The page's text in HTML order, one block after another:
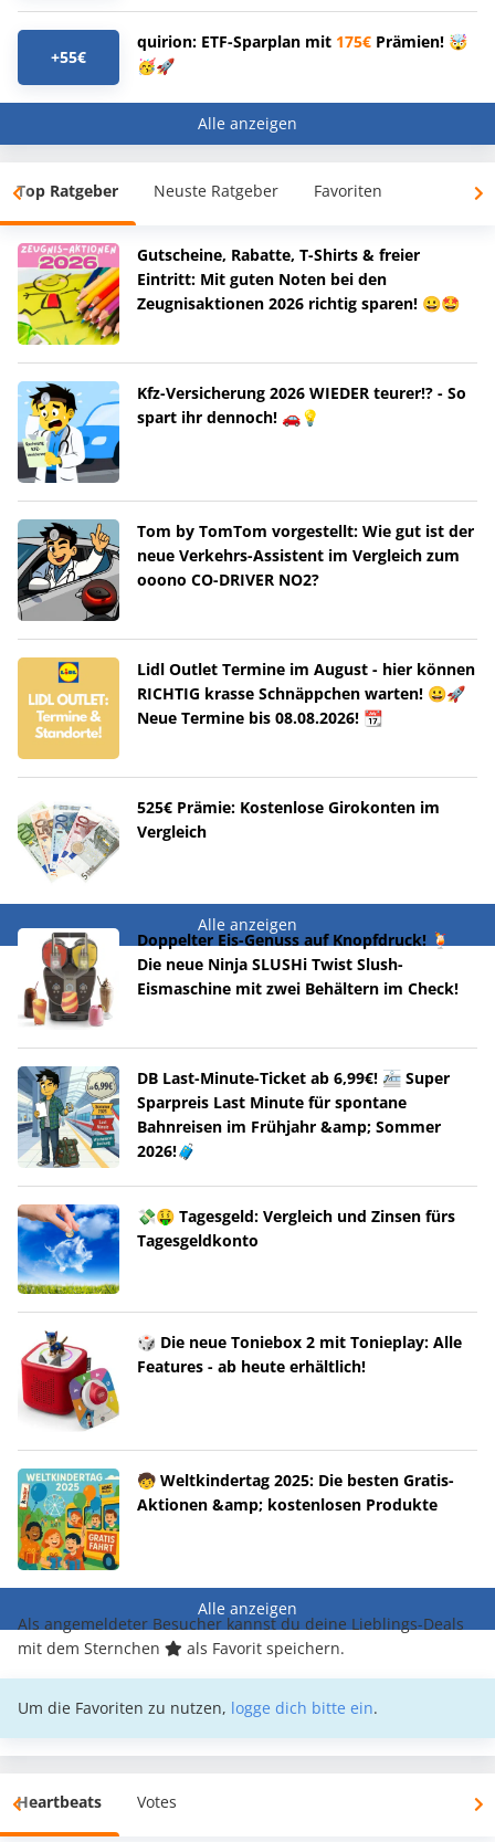
+55€
quirion: ETF-Sparplan mit 175€ Prämien! 🤯
🥳🚀
Alle anzeigen
Top Ratgeber Neuste Ratgeber Favoriten
Gutscheine, Rabatte, T-Shirts & freier
Eintritt: Mit guten Noten bei den
Zeugnisaktionen 2026 richtig sparen! 😀🤩
Kfz-Versicherung 2026 WIEDER teurer!? - So
spart ihr dennoch! 🚗💡
Tom by TomTom vorgestellt: Wie gut ist der
neue Verkehrs-Assistent im Vergleich zum
ooono CO-DRIVER NO2?
Lidl Outlet Termine im August - hier können
RICHTIG krasse Schnäppchen warten! 😀🚀
Neue Termine bis 08.08.2026! 📆
525€ Prämie: Kostenlose Girokonten im
Vergleich
Alle anzeigen
Doppelter Eis-Genuss auf Knopfdruck! 🍹
Die neue Ninja SLUSHi Twist Slush-
Eismaschine mit zwei Behältern im Check!
DB Last-Minute-Ticket ab 6,99€! 🚈 Super
Sparpreis Last Minute für spontane
Bahnreisen im Frühjahr &amp; Sommer
2026!🧳
💸🤑 Tagesgeld: Vergleich und Zinsen fürs
Tagesgeldkonto
🎲 Die neue Toniebox 2 mit Tonieplay: Alle
Features - ab heute erhältlich!
🧒 Weltkindertag 2025: Die besten Gratis-
Aktionen &amp; kostenlosen Produkte
Alle anzeigen
Als angemeldeter Besucher kannst du deine Lieblings-Deals
mit dem Sternchen
als Favorit speichern.
Um die Favoriten zu nutzen, logge dich bitte ein.
Heartbeats Votes